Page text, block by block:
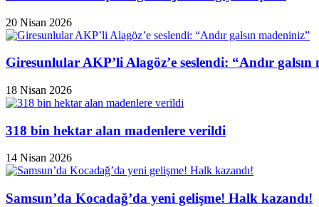
20 Nisan 2026
Giresunlular AKP’li Alagöz’e seslendi: “Andır galsın
18 Nisan 2026
318 bin hektar alan madenlere verildi
14 Nisan 2026
Samsun’da Kocadağ’da yeni gelişme! Halk kazandı!